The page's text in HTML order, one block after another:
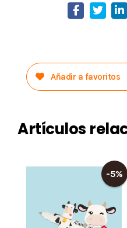
Añadir a favoritos
Artículos
-5%